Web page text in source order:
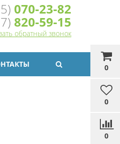
0
0
0
070-23-82
820-59-15
обратный звонок